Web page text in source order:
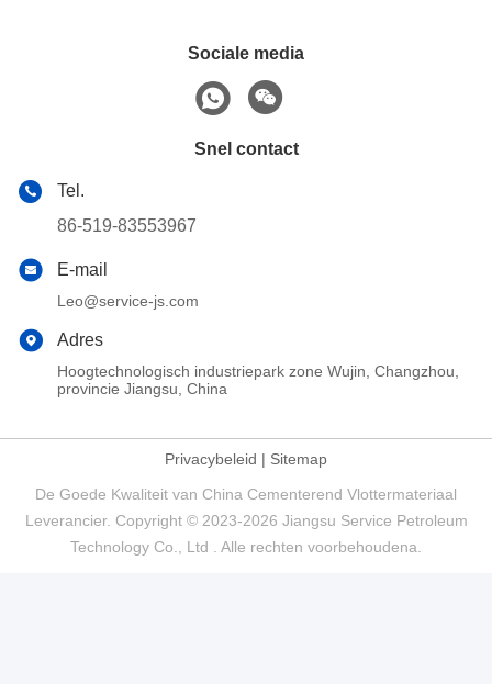
Sociale media
Snel contact
Tel.
86-519-83553967
E-mail
Leo@service-js.com
Adres
Hoogtechnologisch industriepark zone Wujin, Changzhou,
provincie Jiangsu, China
Privacybeleid | Sitemap
De Goede Kwaliteit van China Cementerend Vlottermateriaal
Leverancier. Copyright © 2023-2026 Jiangsu Service Petroleum
Technology Co., Ltd . Alle rechten voorbehoudena.